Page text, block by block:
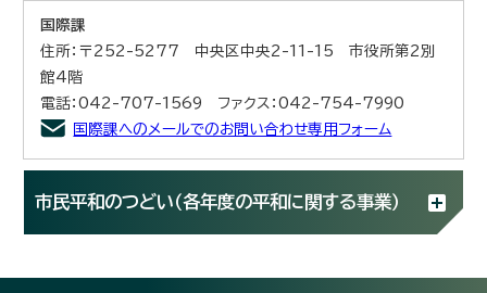
国際課
住所：〒252-5277 中央区中央2-11-15 市役所第2別
館4階
電話：042-707-1569 ファクス：042-754-7990
国際課へのメールでのお問い合わせ専用フォーム
市民平和のつどい（各年度の平和に関する事業）